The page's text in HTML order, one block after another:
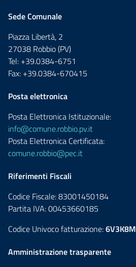
Sede Comunale
Piazza Libertà, 2
27038 Robbio (PV)
Tel: +39.0384-6751
Fax: +39.0384-670415
Posta elettronica
Posta Elettronica Istituzionale:
info@comune.robbio.pv.it
Posta Elettronica Certificata:
comune.robbio@pec.it
Riferimenti Fiscali
Codice Fiscale: 83001450184
Partita IVA: 00453660185
Codice Univoco fatturazione:6V3K8M
Amministrazione trasparente